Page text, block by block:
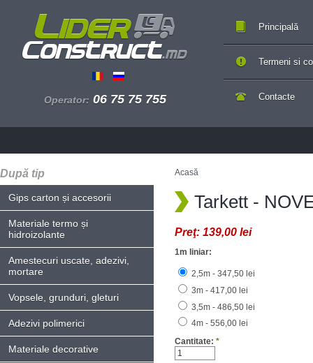
Operator: 06 75 75 755
Principală
Contacte
Termeni si
După tip
Gips carton și accesorii
Materiale termo și
hidroizolante
Amestecuri uscate, adezivi,
mortare
Vopsele, grunduri, gleturi
Adezivi polimerici
Materiale decorative
Acasă
Tarkett -
Preţ: 139,00 lei
1m liniar:
2,5m - 347,50 lei
3m - 417,00 lei
3,5m - 486,50 lei
4m - 556,00 lei
Cantitate: *